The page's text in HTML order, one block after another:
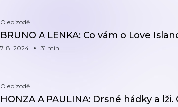
O epizodě
BRUNO A LENKA: Co vám o Love
7. 8. 2024 31 min
O epizodě
HONZA A PAULINA: Drsné hádky a